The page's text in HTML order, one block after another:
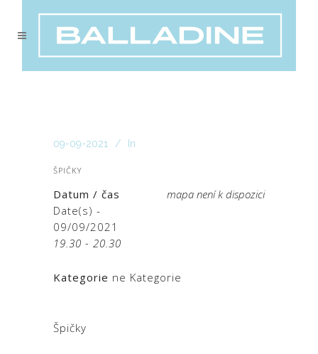
09-09-2021 In
ŠPIČKY
mapa není k dispozici
Datum / čas
Date(s) -
09/09/2021
19.30 - 20.30
Kategorie ne Kategorie
Špičky